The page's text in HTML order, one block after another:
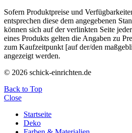
Sofern Produktpreise und
entsprechen diese dem angegebenen
können sich auf der verlinkten Seite
eines Produkts gelten die Angaben zu
zum Kaufzeitpunkt [auf der/den
angezeigt werden.
© 2026 schick-einrichten.de
Back to Top
Close
Startseite
Deko